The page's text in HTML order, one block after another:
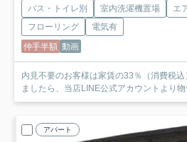
バス・トイレ別 室内洗濯機置場 エ
フローリング
電気有
仲手半額 動画
内見不要のお客様は家賃の33％（消費税込）！ 契約希望の物件
ましたら、当店LINE公式アカウントより
アパート